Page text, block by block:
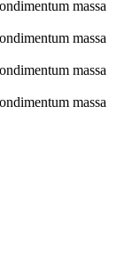
massa
massa
massa
massa